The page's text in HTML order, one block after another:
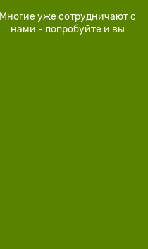
Многие уже сотрудничают с
нами - попробуйте и вы